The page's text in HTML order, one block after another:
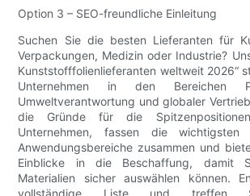
Option 3 – SEO-freundliche Einleitung
Suchen Sie die besten Lieferanten für
Verpackungen, Medizin oder Industrie?
Kunststofffolienlieferanten weltweit 2026“
Unternehmen in den Bereichen
Umweltverantwortung und globaler
die Gründe für die
Unternehmen, fassen die wichtigsten
Anwendungsbereiche zusammen und
Einblicke in die Beschaffung, damit
Materialien sicher auswählen können.
vollständige Liste und treffen